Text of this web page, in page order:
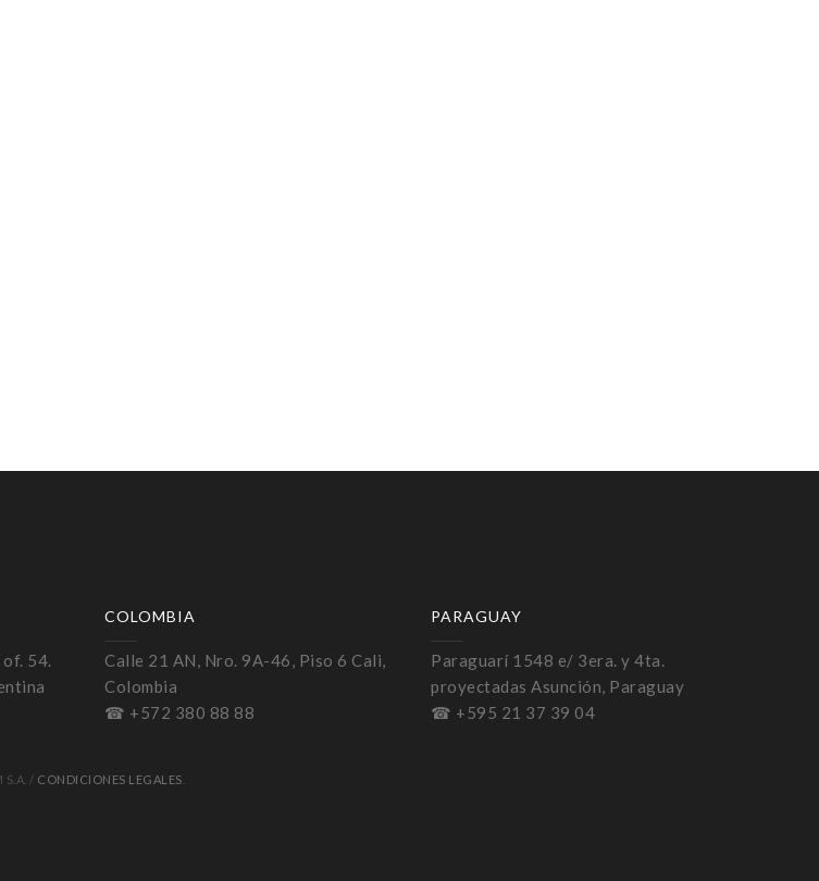
of. 54.
COLOMBIA
Calle 21 AN, Nro. 9A-46, Piso 6 Cali,
Colombia
☎ +572 380 88 88
PARAGUAY
Paraguarí 1548 e/ 3era. y 4ta.
proyectadas Asunción, Paraguay
☎ +595 21 37 39 04
S.A. / CONDICIONES LEGALES